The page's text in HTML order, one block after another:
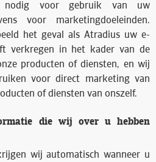
nodig voor gebruik van uw
voor marketingdoeleinden.
het geval als Atradius uw e-
verkregen in het kader van de
producten of diensten, en wij
voor direct marketing van
of diensten van onszelf.
die wij over u hebben
wij automatisch wanneer u